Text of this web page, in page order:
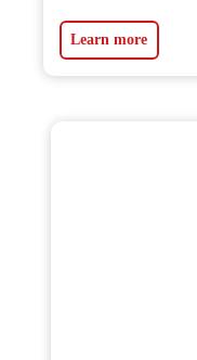
Learn more